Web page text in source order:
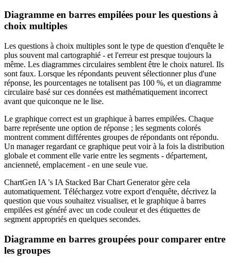
Diagramme en barres empilées pour les questions à
choix multiples
Les questions à choix multiples sont le type de question d'enquête le
plus souvent mal cartographié - et l'erreur est presque toujours la
même. Les diagrammes circulaires semblent être le choix naturel. Ils
sont faux. Lorsque les répondants peuvent sélectionner plus d'une
réponse, les pourcentages ne totalisent pas 100 %, et un diagramme
circulaire basé sur ces données est mathématiquement incorrect
avant que quiconque ne le lise.
Le graphique correct est un graphique à barres empilées. Chaque
barre représente une option de réponse ; les segments colorés
montrent comment différentes groupes de répondants ont répondu.
Un manager regardant ce graphique peut voir à la fois la distribution
globale et comment elle varie entre les segments - département,
ancienneté, emplacement - en une seule vue.
ChartGen IA 's IA Stacked Bar Chart Generator gère cela
automatiquement. Téléchargez votre export d'enquête, décrivez la
question que vous souhaitez visualiser, et le graphique à barres
empilées est généré avec un code couleur et des étiquettes de
segment appropriés en quelques secondes.
Diagramme en barres groupées pour comparer entre
les groupes